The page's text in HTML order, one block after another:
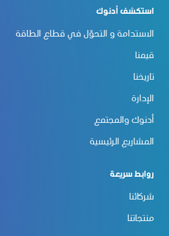
استكشف أدنوك
الاستدامة و التحوّل في قطاع الطاقة
قيمنا
تاريخنا
الإدارة
أدنوك والمجتمع
المشاريع الرئيسية
روابط سريعة
شركائنا
منتجاتنا